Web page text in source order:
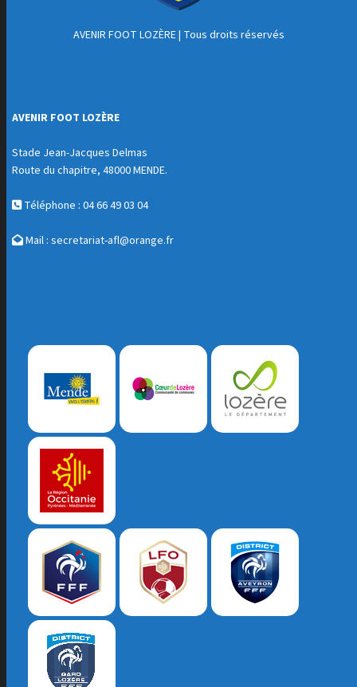
AVENIR FOOT LOZÈRE| Tous droits réservés
AVENIR FOOT LOZÈRE
Stade Jean-Jacques Delmas
Route du chapitre, 48000 MENDE.
Téléphone : 04 66 49 03 04
Mail : secretariat-afl@orange.fr